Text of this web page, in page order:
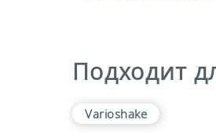
Подходит
Varioshake